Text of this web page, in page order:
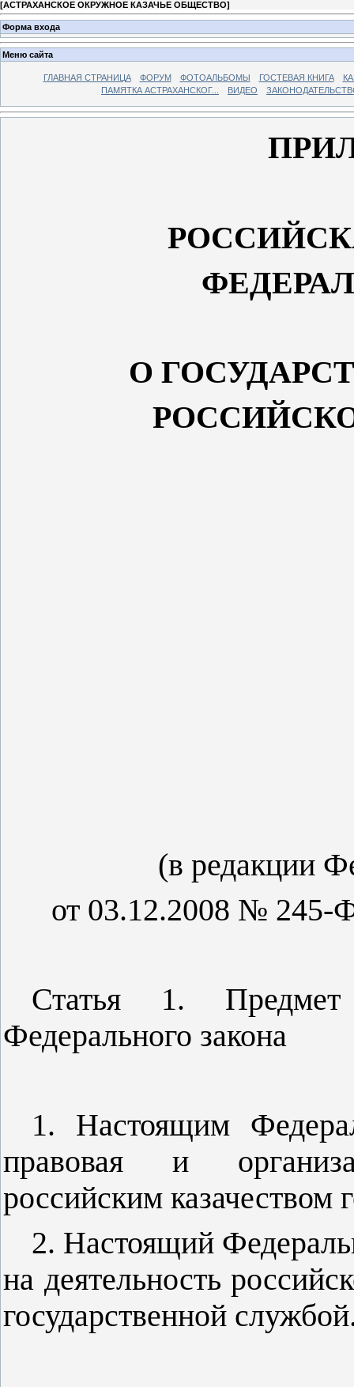
[АСТРАХАНСКОЕ ОКРУЖНОЕ КАЗАЧЬЕ ОБЩЕСТВО]
Форма входа
Меню сайта
ГЛАВНАЯ СТРАНИЦА ФОРУМ ФОТОАЛЬБОМЫ ГОСТЕВАЯ КНИГА
ПАМЯТКА АСТРАХАНСКОГ...
ВИДЕО
О
(в редакции
от 03.12.2008 № 245-
Статья 1. Предмет
Федерального закона
1. Настоящим
правовая и
российским казачеством
2. Настоящий
на деятельность
государственной